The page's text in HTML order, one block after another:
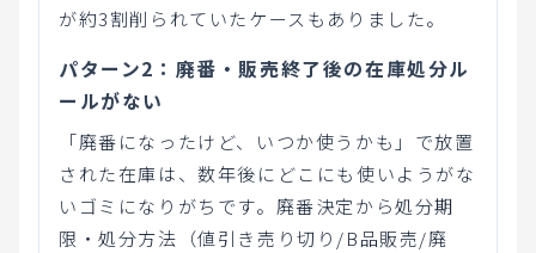
が約3割削られていたケースもありました。
パターン2：廃番・販売終了後の在庫処分ル
ールがない
「廃番になったけど、いつか使うかも」で放置
された在庫は、数年後にどこにも使いようがな
いゴミになりがちです。廃番決定から処分期
限・処分方法（値引き売り切り/B品販売/廃